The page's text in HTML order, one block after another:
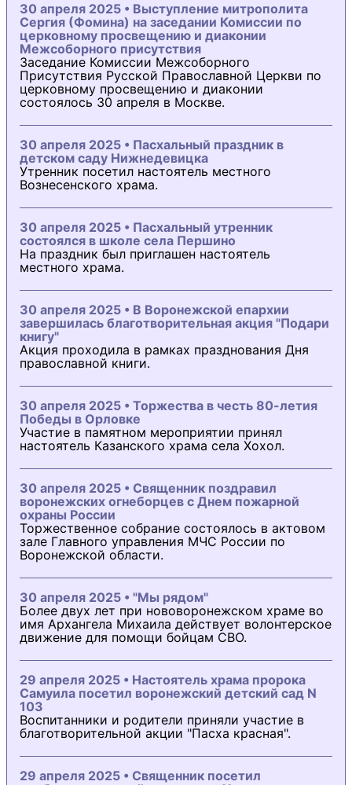
30 апреля 2025 • Выступление митрополита
Сергия (Фомина) на заседании Комиссии по
церковному просвещению и диаконии
Межсоборного присутствия
Заседание Комиссии Межсоборного
Присутствия Русской Православной Церкви по
церковному просвещению и диаконии
состоялось 30 апреля в Москве.
30 апреля 2025 • Пасхальный праздник в
детском саду Нижнедевицка
Утренник посетил настоятель местного
Вознесенского храма.
30 апреля 2025 • Пасхальный утренник
состоялся в школе села Першино
На праздник был приглашен настоятель
местного храма.
30 апреля 2025 • В Воронежской епархии
завершилась благотворительная акция "Подари
книгу"
Акция проходила в рамках празднования Дня
православной книги.
30 апреля 2025 • Торжества в честь 80-летия
Победы в Орловке
Участие в памятном мероприятии принял
настоятель Казанского храма села Хохол.
30 апреля 2025 • Священник поздравил
воронежских огнеборцев с Днем пожарной
охраны России
Торжественное собрание состоялось в актовом
зале Главного управления МЧС России по
Воронежской области.
30 апреля 2025 • "Мы рядом"
Более двух лет при нововоронежском храме во
имя Архангела Михаила действует волонтерское
движение для помощи бойцам СВО.
29 апреля 2025 • Настоятель храма пророка
Самуила посетил воронежский детский сад N
103
Воспитанники и родители приняли участие в
благотворительной акции "Пасха красная".
29 апреля 2025 • Священник посетил